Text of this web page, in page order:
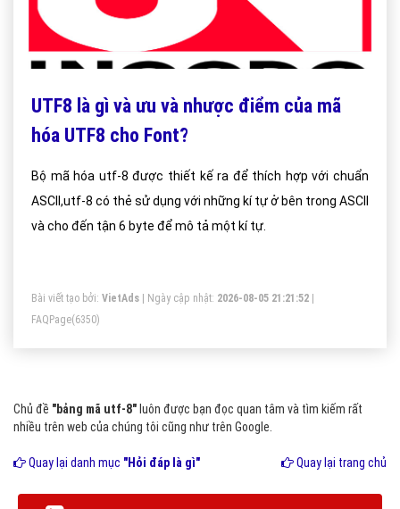
UTF8 là gì và ưu và nhược điểm của mã
hóa UTF8 cho Font?
Bộ mã hóa utf-8 được thiết kế ra để thích hợp với chuẩn
ASCII,utf-8 có thẻ sử dụng với những kí tự ở bên trong ASCII
và cho đến tận 6 byte để mô tả một kí tự.
Bài viết tạo bởi: VietAds | Ngày cập nhật: 2026-08-05 21:21:52
FAQPage(6350)
Chủ đề "bảng mã utf-8" luôn được bạn đọc quan tâm và tìm kiếm rất
nhiều trên web của chúng tôi cũng như trên Google.
Quay lại danh mục "Hỏi đáp là gì" Quay lại trang chủ